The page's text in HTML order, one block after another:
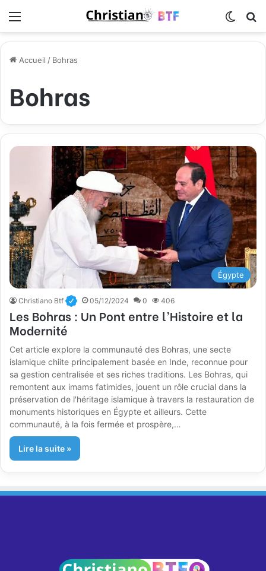
Accueil / Bohras
Bohras
Égypte
Christiano Btf 05/12/2024 0 406
Les Bohras : Un Pont entre l’Histoire et la
Modernité
Cet article explore la communauté des Bohras, une secte
islamique chiite principalement basée en Inde, reconnue pour
sa gestion centralisée et ses riches traditions. Les Bohras, qui
remontent aux imams fatimides, jouent un rôle crucial dans la
préservation de l'héritage islamique à travers la restauration de
monuments historiques en Égypte et ailleurs. Cette
communauté, à la fois fermée et prospère,…
Lire la suite »